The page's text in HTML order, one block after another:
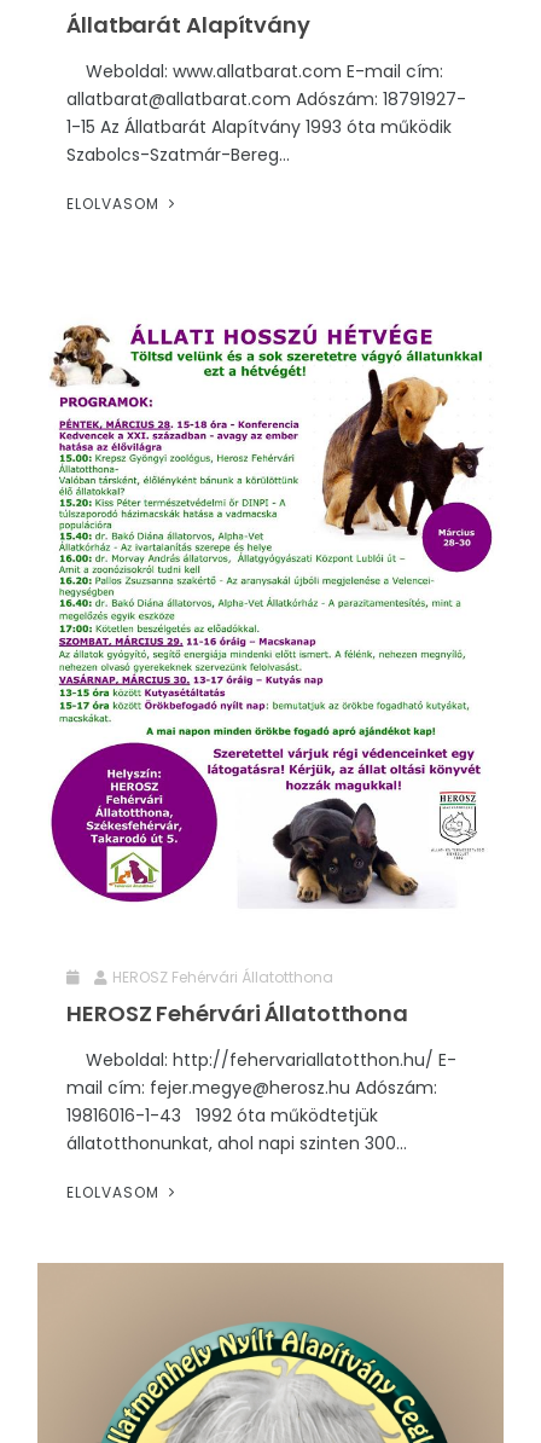
Állatbarát Alapítvány
Weboldal: www.allatbarat.com E-mail cím:
allatbarat@allatbarat.com Adószám: 18791927-
1-15 Az Állatbarát Alapítvány 1993 óta működik
Szabolcs-Szatmár-Bereg...
ELOLVASOM
HEROSZ Fehérvári Állatotthona
HEROSZ Fehérvári Állatotthona
Weboldal: http://fehervariallatotthon.hu/ E-
mail cím: fejer.megye@herosz.hu Adószám:
19816016-1-43 1992 óta működtetjük
állatotthonunkat, ahol napi szinten 300...
ELOLVASOM